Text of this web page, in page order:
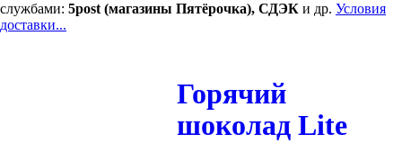
службами: 5post (магазины Пятёрочка), СДЭК и др. Условия
доставки...
Горячий
шоколад Lite